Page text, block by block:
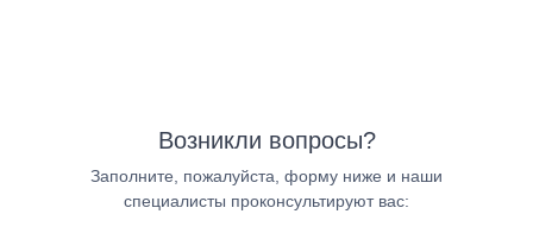
Возникли вопросы?
Заполните, пожалуйста, форму ниже и наши
специалисты проконсультируют вас: